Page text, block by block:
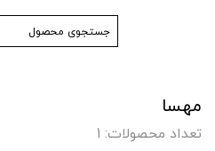
جستجو
برای:
دکمه جستجو
مهسا
تعداد محصولات: 1